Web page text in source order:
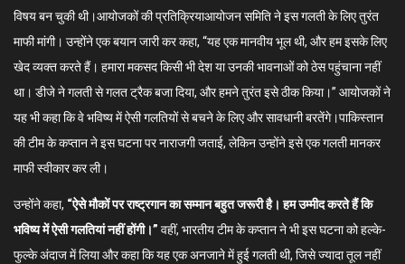
विषय बन चुकी थी।आयोजकों की प्रतिक्रियाआयोजन समिति ने इस गलती के लिए तुरंत
माफी मांगी। उन्होंने एक बयान जारी कर कहा, “यह एक मानवीय भूल थी, और हम इसके लिए
खेद व्यक्त करते हैं। हमारा मकसद किसी भी देश या उनकी भावनाओं को ठेस पहुंचाना नहीं
था। डीजे ने गलती से गलत ट्रैक बजा दिया, और हमने तुरंत इसे ठीक किया।” आयोजकों ने
यह भी कहा कि वे भविष्य में ऐसी गलतियों से बचने के लिए और सावधानी बरतेंगे।पाकिस्तान
की टीम के कप्तान ने इस घटना पर नाराजगी जताई, लेकिन उन्होंने इसे एक गलती मानकर
माफी स्वीकार कर ली।
उन्होंने कहा, “ऐसे मौकों पर राष्ट्रगान का सम्मान बहुत जरूरी है। हम उम्मीद करते हैं कि
भविष्य में ऐसी गलतियां नहीं होंगी।” वहीं, भारतीय टीम के कप्तान ने भी इस घटना को हल्के-
फुल्के अंदाज में लिया और कहा कि यह एक अनजाने में हुई गलती थी, जिसे ज्यादा तूल नहीं